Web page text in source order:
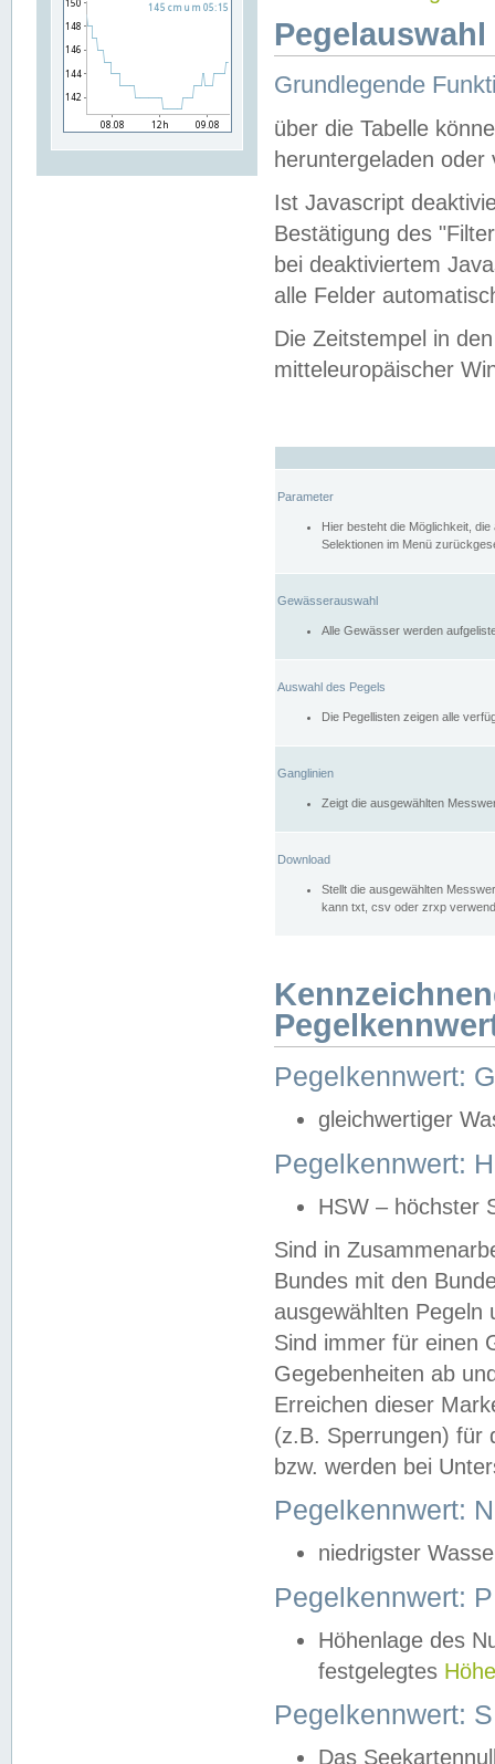
Grundlegende
über die Tabelle
heruntergeladen oder
Ist Javascript
Bestätigung des
bei deaktiviertem
alle Felder
Die Zeitstempel in
mitteleuropäischer
Parameter
Hier besteht die Möglichkeit,
Selektionen im Menü
Gewässerauswahl
Alle Gewässer werden
Auswahl des Pegels
Die Pegellisten zeigen alle
Ganglinien
Zeigt die ausgewählten
Download
Stellt die ausgewählten
kann txt, csv oder zrxp
Pegelkennwert:
gleichwertiger
Pegelkennwert:
HSW – höchster
Sind in
Bundes mit den
ausgewählten
Sind immer für einen
Gegebenheiten ab
Erreichen dieser
(z.B. Sperrungen) für
bzw. werden bei
Pegelkennwert:
niedrigster
Pegelkennwert:
Höhenlage des
festgelegtes
Pegelkennwert:
Das